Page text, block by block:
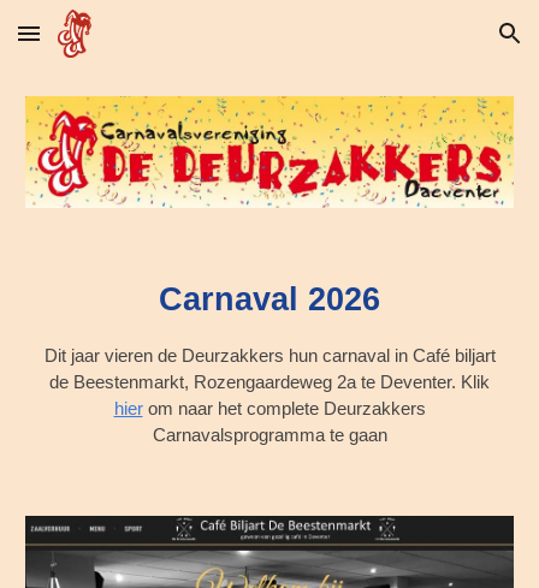
Skip to main content Skip to navigation
Carnaval 2026
Dit jaar vieren de Deurzakkers hun carnaval in Café biljart
de Beestenmarkt, Rozengaardeweg 2a te Deventer. Klik
hierom naar het complete Deurzakkers
Carnavalsprogramma te gaan